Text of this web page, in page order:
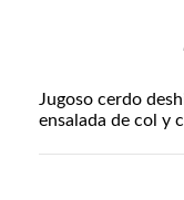
Jugoso cerdo
ensalada de col y